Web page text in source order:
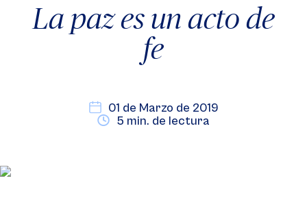
La paz es un acto de
fe
01 de Marzo de 2019
5 min. de lectura